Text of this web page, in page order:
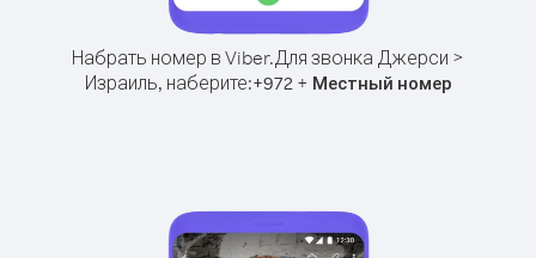
Набрать номер в Viber.Для звонка Джерси >
Израиль, наберите:+972+ Местный номер